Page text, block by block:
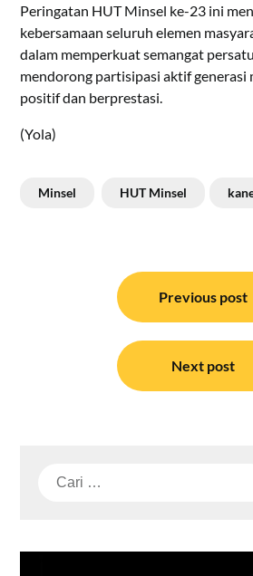
Peringatan HUT Minsel ke-23 ini
kebersamaan seluruh elemen
dalam memperkuat semangat
mendorong partisipasi aktif generasi
positif dan berprestasi.
(Yola)
Minsel HUT Minsel
Previous post
Next post
Cari